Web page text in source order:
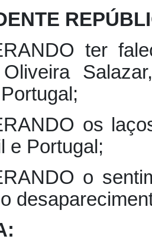
ter
os
e Portugal;
o